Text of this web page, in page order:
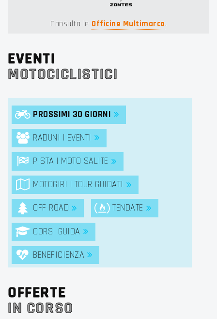
Consulta le Officine Multimarca.
EVENTI
MOTOCICLISTICI
PROSSIMI 30 GIORNI
RADUNI | EVENTI
PISTA | MOTO SALITE
MOTOGIRI | TOUR GUIDATI
OFF ROAD TENDATE
CORSI GUIDA
BENEFICIENZA
OFFERTE
IN CORSO